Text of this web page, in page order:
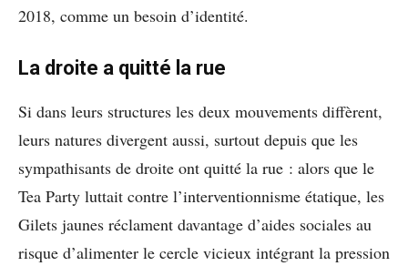
2018, comme un besoin d’identité.
La droite a quitté la rue
Si dans leurs structures les deux mouvements diffèrent,
leurs natures divergent aussi, surtout depuis que les
sympathisants de droite ont quitté la rue : alors que le
Tea Party luttait contre l’interventionnisme étatique, les
Gilets jaunes réclament davantage d’aides sociales au
risque d’alimenter le cercle vicieux intégrant la pression